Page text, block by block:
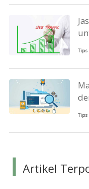
Tips
Tips
Artikel